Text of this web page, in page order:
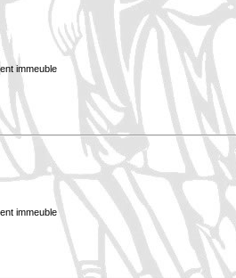
immeuble
immeuble